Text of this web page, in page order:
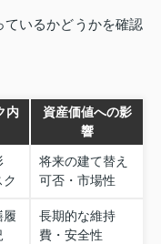
ているかどうかを確認
内
資産価値への影
響
将来の建て替え
可否・市場性
履
長期的な維持
費・安全性